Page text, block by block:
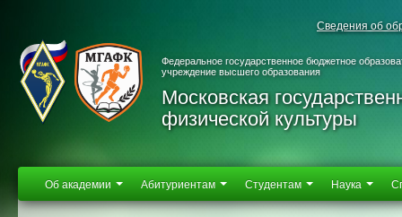
Сведения об
Федеральное государственное бюджетное
учреждение высшего образования
Московская
физической культуры
Об академии Абитуриентам Студентам Наука